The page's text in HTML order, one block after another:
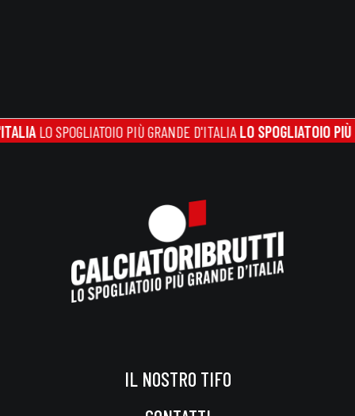
SPOGLIATOIO PIÙ GRANDE D'ITALIA LO SPOGLIATOIO PIÙ
IL NOSTRO TIFO